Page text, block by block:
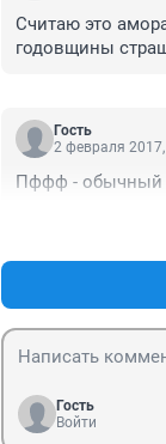
Считаю это
годовщины
Гость
2 февраля
Пффф - обычный
Гость
Войти